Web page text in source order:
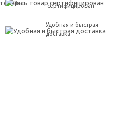
сертифицирован
Удобная и быстрая
доставка